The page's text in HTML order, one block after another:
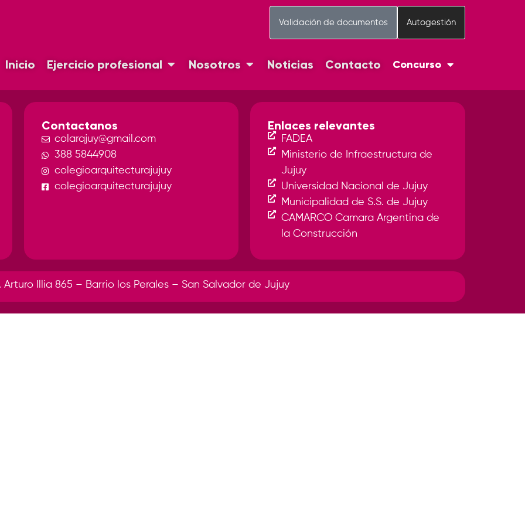
Autogestión
Validación de documentos
Inicio Ejercicio profesional Nosotros Noticias Contacto Concurso
Contactanos
colarqjuy@gmail.com
388 5844908
colegioarquitecturajujuy
colegioarquitecturajujuy
Enlaces relevantes
FADEA
Ministerio de Infraestructura de
Jujuy
Universidad Nacional de Jujuy
Municipalidad de S.S. de Jujuy
CAMARCO Camara Argentina de
la Construcción
Arturo Illia 865 – Barrio los Perales – San Salvador de Jujuy